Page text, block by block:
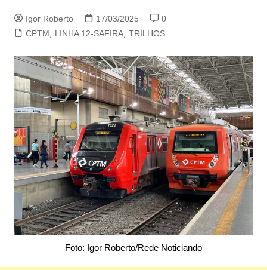
Igor Roberto 17/03/2025
0
CPTM
LINHA 12-SAFIRA, TRILHOS
Foto: Igor Roberto/Rede Noticiando